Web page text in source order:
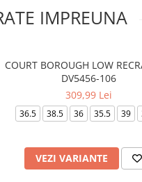
IMPREUNA
COURT BOROUGH LOW
DV5456-106
309,99 Lei
36.5 38.5 36 35.5 39
VEZI VARIANTE